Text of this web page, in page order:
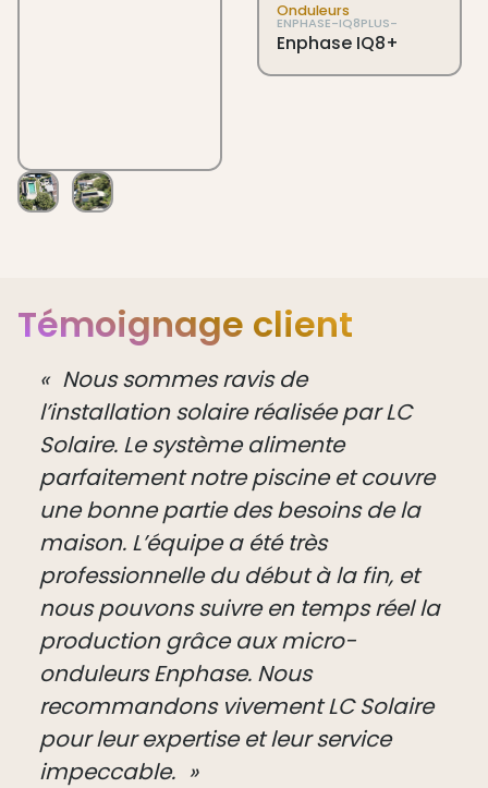
Onduleurs
ENPHASE-IQ8PLUS-
Enphase IQ8+
Témoignage client
Nous sommes ravis de
l’installation solaire réalisée par LC
Solaire. Le système alimente
parfaitement notre piscine et couvre
une bonne partie des besoins de la
maison. L’équipe a été très
professionnelle du début à la fin, et
nous pouvons suivre en temps réel la
production grâce aux micro-
onduleurs Enphase. Nous
recommandons vivement LC Solaire
pour leur expertise et leur service
impeccable.